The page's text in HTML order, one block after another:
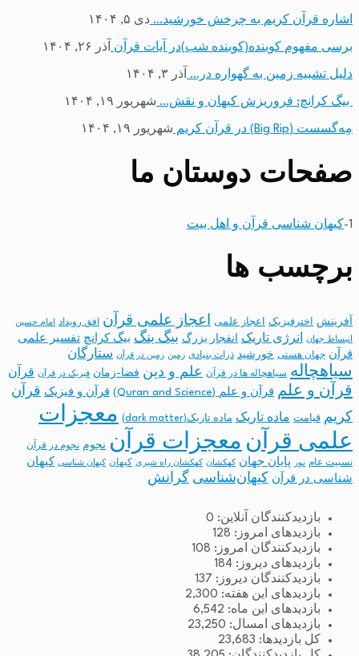
اشاره قرآن کریم به چرخش خورشید… دی ۵, ۱۴۰۴
برسی مفهوم کوبنده(کوبنده شب)در آیات قرآن آذر ۲۶, ۱۴۰۴
دلیل تشبیه زمین به گهواره در… آذر ۳, ۱۴۰۴
بیگ کرانچ: فروریزش کیهان و نقش… شهریور ۱۹, ۱۴۰۴
مِه‌گسست (Big Rip) در قرآن کریم شهریور ۱۹, ۱۴۰۴
صفحات دوستان ما
1- کیهان شناسی قرآن و اهل بیت
برچسب ها
آفرینش اخترفیزیک اعجاز علمی اعجاز علمی قرآن افق رویداد امام حسین
انبساط جهان انرژی تاریک انفجار بزرگ بیگ بنگ بیگ کرانچ تفسیر علمی
قرآن جهان هستی خورشید ذرات بنیادی زمین زمین در قرآن ستارگان
سیاهچاله سیاهچاله ها در قرآن علم و دین فضا-زمان فیزیک در قرآن قرآن
قرآن و علم قرآن و علم (Quran and Science) قرآن و فیزیک قرآن
کریم قیامت ماده تاریک ماده تاریک(dark matter)
معجزات
علمی قرآن معجزات قرآن نجوم نجوم در قرآن
نسبیت عام نور پایان جهان کهکشان کهکشان راه شیری کیهان کیهان شناسی
کیهان
شناسی در قرآن
کیهان‌شناسی گرانش
بازدیدکنندگان آنلاین: 0
بازدیدهای امروز: 128
بازدیدکنندگان امروز: 108
بازدیدهای دیروز: 184
بازدیدکنندگان دیروز: 137
بازدیدهای این هفته: 2,300
بازدیدهای این ماه: 6,542
بازدیدهای امسال: 23,250
کل بازدیدها: 23,683